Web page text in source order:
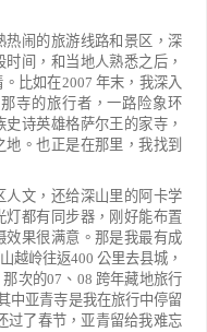
热闹的旅游线路和景区，深
间，和当地人熟悉之后，
。比如在2007 年末，我深入
寺的旅行者，一路险象环
诗英雄格萨尔王的家寺，
地。也正是在那里，我找到
人文，还给深山里的阿卡学
灯都有同步器，刚好能布置
效果很满意。那是我最有成
越岭往返400 公里去县城，
那次的07 、 08 跨年藏地旅行
中亚青寺是我在旅行中停留
过了春节，亚青留给我难忘